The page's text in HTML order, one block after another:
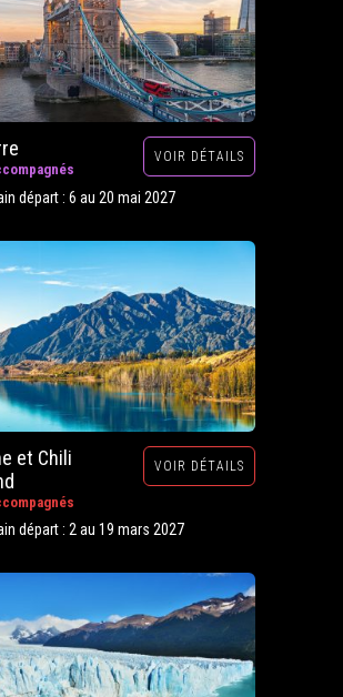
VOIR DÉTAILS
départ : 6 au 20 mai 2027
et Chili
VOIR DÉTAILS
départ : 2 au 19 mars 2027